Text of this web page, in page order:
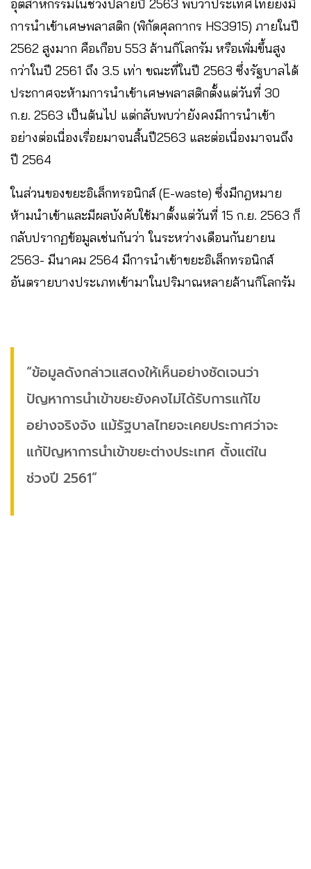
อุตสาหกรรมในช่วงปลายปี 2563 พบว่าประเทศไทยยังมี
การนำเข้าเศษพลาสติก (พิกัดศุลกากร HS3915) ภายในปี
2562 สูงมาก คือเกือบ 553 ล้านกิโลกรัม หรือเพิ่มขึ้นสูง
กว่าในปี 2561 ถึง 3.5 เท่า ขณะที่ในปี 2563 ซึ่งรัฐบาลได้
ประกาศจะห้ามการนำเข้าเศษพลาสติกตั้งแต่วันที่ 30
ก.ย. 2563 เป็นต้นไป แต่กลับพบว่ายังคงมีการนำเข้า
อย่างต่อเนื่องเรื่อยมาจนสิ้นปี2563 และต่อเนื่องมาจนถึง
ปี 2564
ในส่วนของขยะอิเล็กทรอนิกส์ (E-waste) ซึ่งมีกฎหมาย
ห้ามนำเข้าและมีผลบังคับใช้มาตั้งแต่วันที่ 15 ก.ย. 2563 ก็
กลับปรากฏข้อมูลเช่นกันว่า ในระหว่างเดือนกันยายน
2563- มีนาคม 2564 มีการนำเข้าขยะอิเล็กทรอนิกส์
อันตรายบางประเภทเข้ามาในปริมาณหลายล้านกิโลกรัม
“ข้อมูลดังกล่าวแสดงให้เห็นอย่างชัดเจนว่า
ปัญหาการนำเข้าขยะยังคงไม่ได้รับการแก้ไข
อย่างจริงจัง แม้รัฐบาลไทยจะเคยประกาศว่าจะ
แก้ปัญหาการนำเข้าขยะต่างประเทศ ตั้งแต่ใน
ช่วงปี 2561”